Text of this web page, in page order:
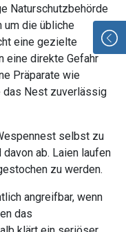
Naturschutzbehörde
um die übliche
eine gezielte
eine direkte Gefahr
Präparate wie
das Nest zuverlässig
selbst zu
ab. Laien laufen
zu werden.
angreifbar, wenn
das